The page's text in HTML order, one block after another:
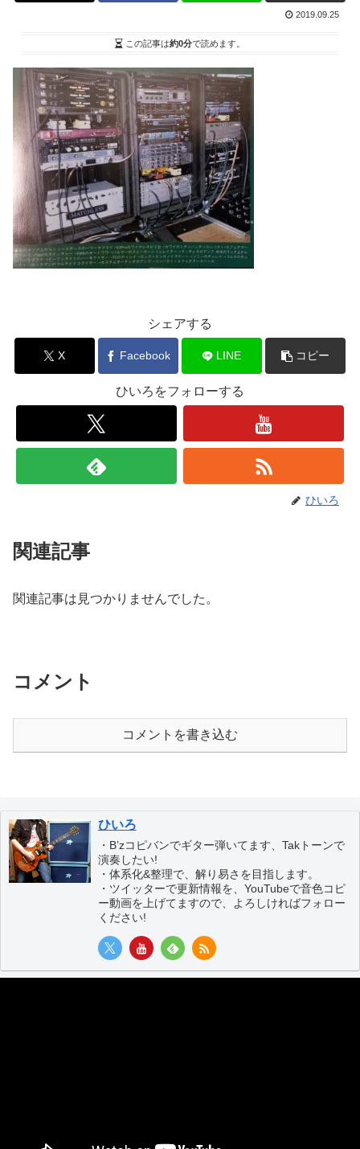
2019.09.25
この記事は約0分で読めます。
シェアする
X Facebook LINE コピー
ひいろをフォローする
ひいろ
関連記事
関連記事は見つかりませんでした。
コメント
コメントを書き込む
ひいろ
・B’zコピバンでギター弾いてます、Takトーンで
演奏したい!
・体系化&整理で、解り易さを目指します。
・ツイッターで更新情報を、YouTubeで音色コピ
ー動画を上げてますので、よろしければフォロー
ください!